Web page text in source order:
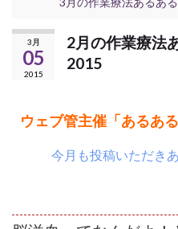
3月
05
2015
2月の作業療法
2015
ウェブ管主催「あるあ
今月も投稿いただき